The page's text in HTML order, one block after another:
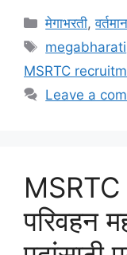
Categories
मेगाभरती,
Tags
megabharati
MSRTC
Leave a
MSRTC :
परिवहन